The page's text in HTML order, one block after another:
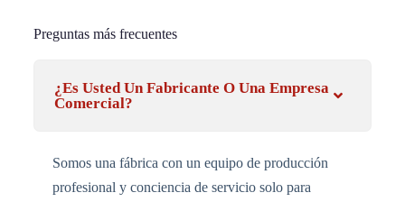
Preguntas más frecuentes
¿Es Usted Un Fabricante O Una Empresa
Comercial?
Somos una fábrica con un equipo de producción
profesional y conciencia de servicio solo para